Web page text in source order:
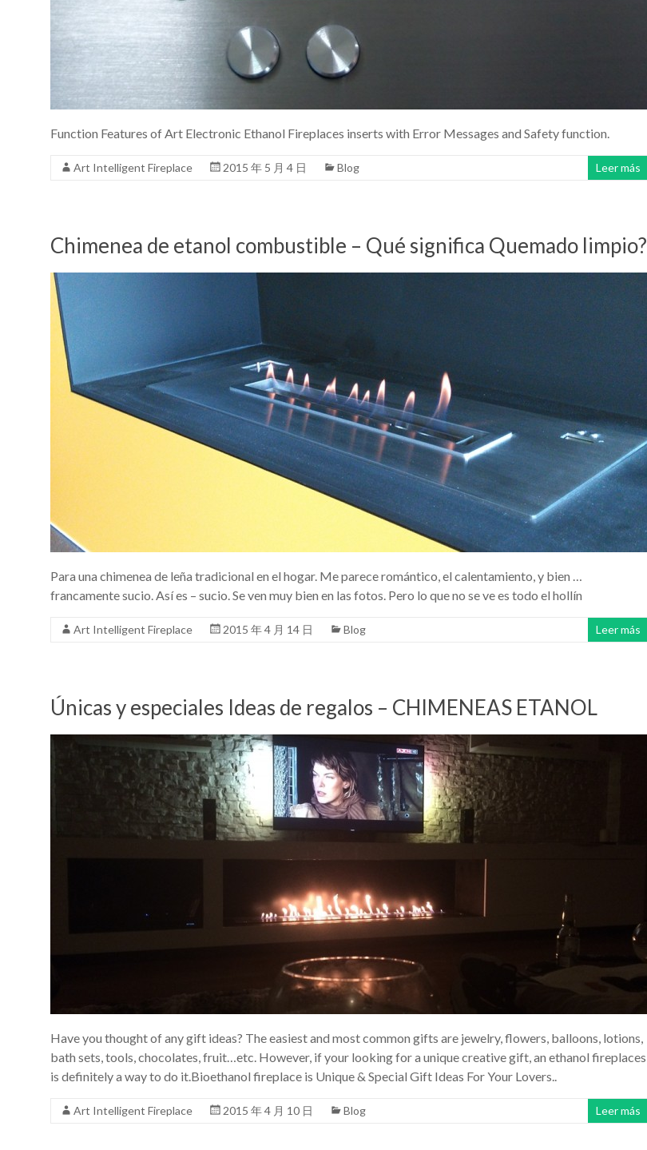
Function Features of Art Electronic Ethanol Fireplaces inserts with Error Messages and Safety function.
Art Intelligent Fireplace 2015 年 5 月 4 日 Blog Leer más
Chimenea de etanol combustible – Qué significa Quemado limpio?
Para una chimenea de leña tradicional en el hogar. Me parece romántico, el calentamiento, y bien …
francamente sucio. Así es – sucio. Se ven muy bien en las fotos. Pero lo que no se ve es todo el hollín
Art Intelligent Fireplace 2015 年 4 月 14 日 Blog Leer más
Únicas y especiales Ideas de regalos – CHIMENEAS ETANOL
Have you thought of any gift ideas? The easiest and most common gifts are jewelry, flowers, balloons, lotions,
bath sets, tools, chocolates, fruit…etc. However, if your looking for a unique creative gift, an ethanol fireplaces
is definitely a way to do it.Bioethanol fireplace is Unique & Special Gift Ideas For Your Lovers..
Art Intelligent Fireplace 2015 年 4 月 10 日 Blog Leer más